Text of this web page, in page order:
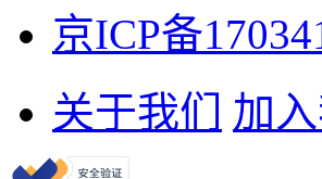
京ICP备
关于我们
加入